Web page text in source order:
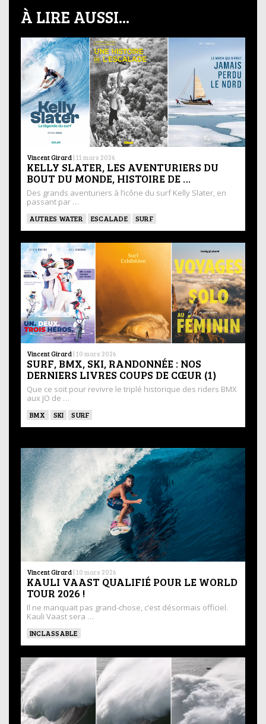
À LIRE AUSSI...
Vincent Girard | 11 mars 2026
KELLY SLATER, LES AVENTURIERS DU
BOUT DU MONDE, HISTOIRE DE …
Des grands aventuriers à l’icône du surf Kelly Slater, en
passant par …
AUTRES WATER ESCALADE SURF
Vincent Girard | 10 mars 2026
SURF, BMX, SKI, RANDONNÉE : NOS
DERNIERS LIVRES COUPS DE CŒUR (1)
Que ce soit pour revivre le triplé historique des riders BMX
aux JO de …
BMX SKI SURF
Vincent Girard | 10 mars 2026
KAULI VAAST QUALIFIÉ POUR LE WORLD
TOUR 2026 !
Il ne manquait pas grand-chose, c’est désormais officiel.
Kauli Vaast sera …
INCLASSABLE